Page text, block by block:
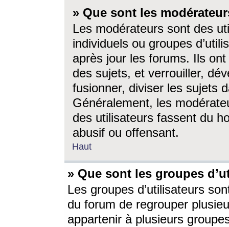
» Que sont les
Les modérateurs sont des
individuels ou groupes
après jour les forums. Ils ont
des sujets, et verrouiller,
fusionner, diviser les sujets
Généralement, les
des utilisateurs fassent du
abusif ou offensant.
Haut
» Que sont les groupes
Les groupes d’utilisateurs
du forum de regrouper
appartenir à plusieurs